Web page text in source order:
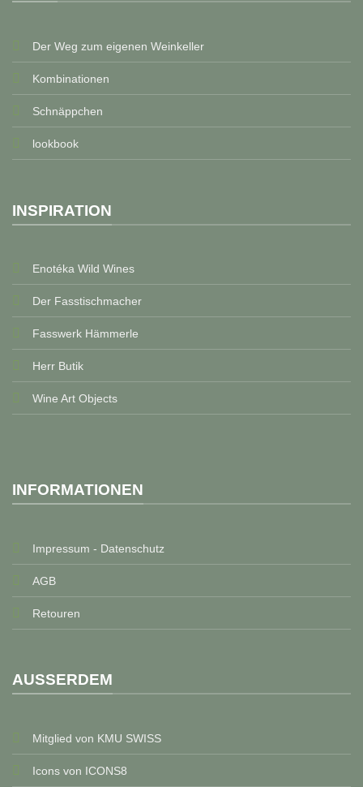
Der Weg zum eigenen Weinkeller
Kombinationen
Schnäppchen
lookbook
INSPIRATION
Enotéka Wild Wines
Der Fasstischmacher
Fasswerk Hämmerle
Herr Butik
Wine Art Objects
INFORMATIONEN
Impressum - Datenschutz
AGB
Retouren
AUSSERDEM
Mitglied von KMU SWISS
Icons von ICONS8